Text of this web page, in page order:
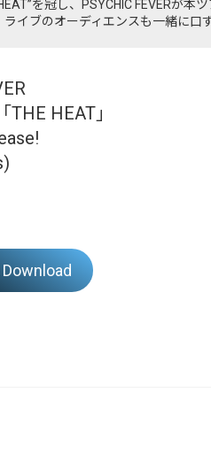
を冠し、PSYCHIC FEVERが
ライブのオーディエンスも一緒に口
HEAT」